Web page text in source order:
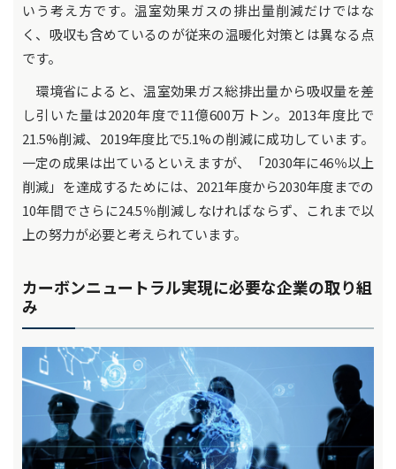
いう考え方です。温室効果ガスの排出量削減だけではな
く、吸収も含めているのが従来の温暖化対策とは異なる点
です。
環境省によると、温室効果ガス総排出量から吸収量を差
し引いた量は2020年度で11億600万トン。2013年度比で
21.5%削減、2019年度比で5.1%の削減に成功しています。
一定の成果は出ているといえますが、「2030年に46％以上
削減」を達成するためには、2021年度から2030年度までの
10年間でさらに24.5％削減しなければならず、これまで以
上の努力が必要と考えられています。
カーボンニュートラル実現に必要な企業の取り組
み